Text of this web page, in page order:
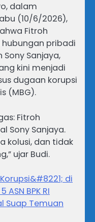
dalam
(10/6/2026),
Fitroh
pribadi
Sanjaya,
kini menjadi
dugaan korupsi
(MBG).
Fitroh
Sony Sanjaya.
kolusi, dan tidak
ujar Budi.
di
ASN BPK RI
Suap Temuan